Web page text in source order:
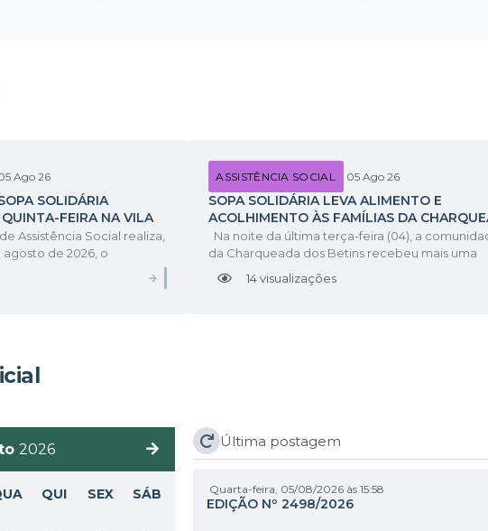
SOLIDÁRIA
FEIRA NA VILA
Ago 26
Assistência Social realiza,
de 2026, o
com o objetivo de
VER MAIS
SOPA SOLIDÁRIA LEVA ALIMENTO E
ACOLHIMENTO ÀS FAMÍLIAS DA
DOS BETINS
05 Ago 26
ASSISTÊNCIA SOCIAL
14visualizações
Na noite da última terça-feira (04), a
da Charqueada dos Betins recebeu mais uma
solidariedade, cuidado e atenção às famílias do
2026
QUI SEX SÁB
Última postagem
EDIÇÃO Nº 2498/2026
Quarta-feira 05/08/2026 15:58